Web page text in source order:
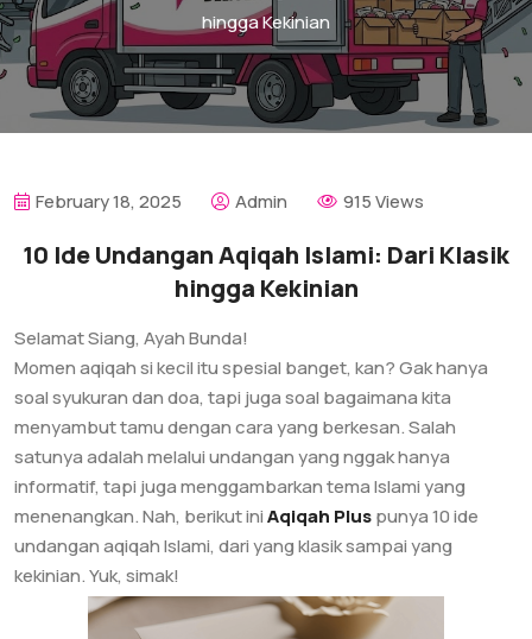
hingga Kekinian
February 18, 2025 Admin 915 Views
10 Ide Undangan Aqiqah Islami: Dari Klasik
hingga Kekinian
Selamat Siang, Ayah Bunda!
Momen aqiqah si kecil itu spesial banget, kan? Gak hanya
soal syukuran dan doa, tapi juga soal bagaimana kita
menyambut tamu dengan cara yang berkesan. Salah
satunya adalah melalui undangan yang nggak hanya
informatif, tapi juga menggambarkan tema Islami yang
menenangkan. Nah, berikut iniAqiqah Pluspunya 10 ide
undangan aqiqah Islami, dari yang klasik sampai yang
kekinian. Yuk, simak!